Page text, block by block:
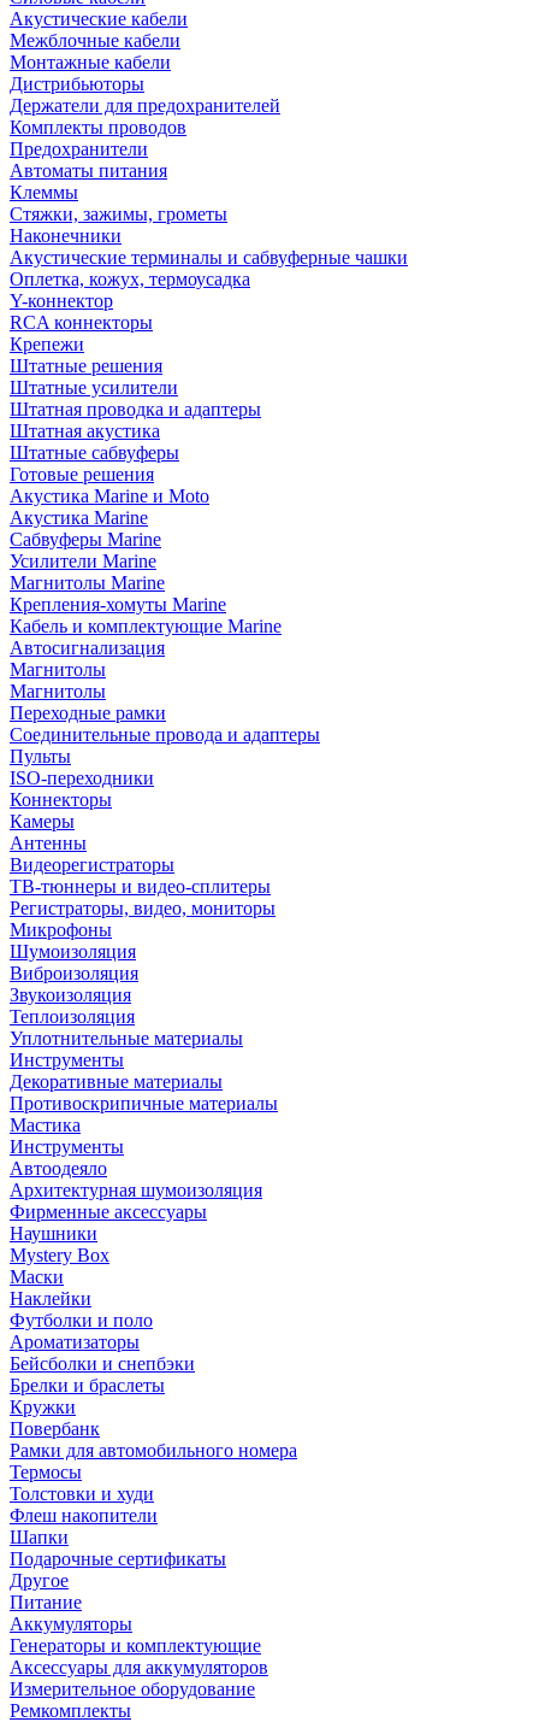
Акустические кабели
Межблочные кабели
Монтажные кабели
Дистрибьюторы
Держатели для предохранителей
Комплекты проводов
Предохранители
Автоматы питания
Клеммы
Стяжки, зажимы, грометы
Наконечники
Акустические терминалы и сабвуферные чашки
Оплетка, кожух, термоусадка
Y-коннектор
RCA коннекторы
Крепежи
Штатные решения
Штатные усилители
Штатная проводка и адаптеры
Штатная акустика
Штатные сабвуферы
Готовые решения
Акустика Marine и Moto
Акустика Marine
Сабвуферы Marine
Усилители Marine
Магнитолы Marine
Крепления-хомуты Marine
Кабель и комплектующие Marine
Автосигнализация
Магнитолы
Магнитолы
Переходные рамки
Соединительные провода и адаптеры
Пульты
ISO-переходники
Коннекторы
Камеры
Антенны
Видеорегистраторы
ТВ-тюннеры и видео-сплитеры
Регистраторы, видео, мониторы
Микрофоны
Шумоизоляция
Виброизоляция
Звукоизоляция
Теплоизоляция
Уплотнительные материалы
Инструменты
Декоративные материалы
Противоскрипичные материалы
Мастика
Инструменты
Автоодеяло
Архитектурная шумоизоляция
Фирменные аксессуары
Наушники
Mystery Box
Маски
Наклейки
Футболки и поло
Ароматизаторы
Бейсболки и снепбэки
Брелки и браслеты
Кружки
Повербанк
Рамки для автомобильного номера
Термосы
Толстовки и худи
Флеш накопители
Шапки
Подарочные сертификаты
Другое
Питание
Аккумуляторы
Генераторы и комплектующие
Аксессуары для аккумуляторов
Измерительное оборудование
Ремкомплекты